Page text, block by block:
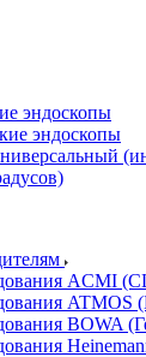
эндоскопы
эндоскопы
ACMI
ATMOS
BOWA